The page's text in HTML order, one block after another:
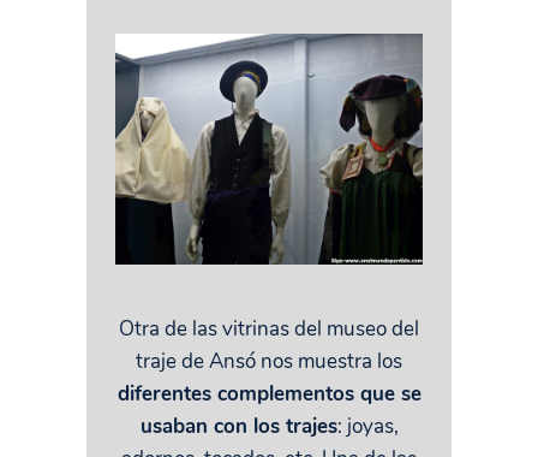
Otra de las vitrinas del museo del
traje de Ansó nos muestra los
diferentes complementos que se
usaban con los trajes: joyas,